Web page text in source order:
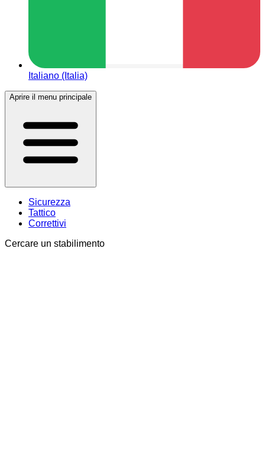
Italiano (Italia)
Aprire il menu principale
Sicurezza
Tattico
Correttivi
Cercare un stabilimento